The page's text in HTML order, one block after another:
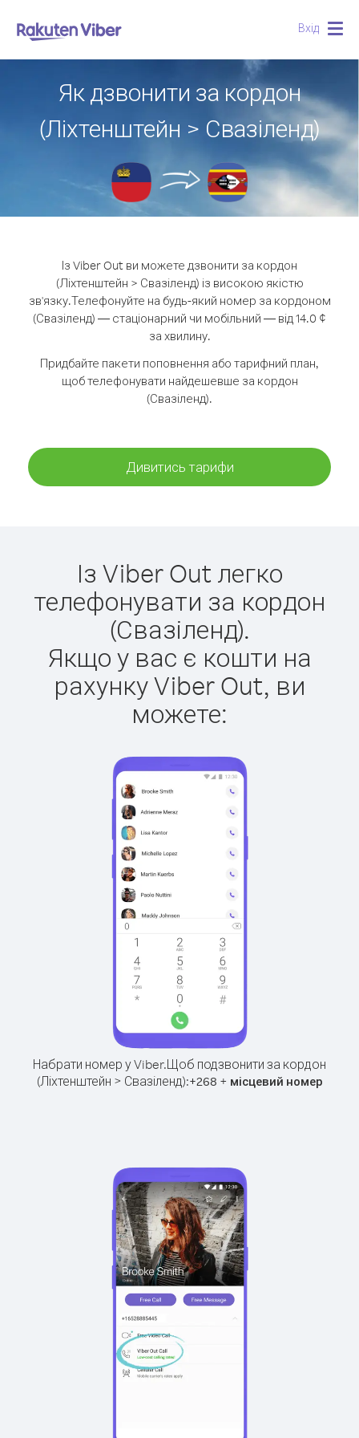
Вхід
Як дзвонити за кордон
(Ліхтенштейн > Свазіленд)
Із Viber Out ви можете дзвонити за кордон
(Ліхтенштейн > Свазіленд) із високою якістю
зв'язку.Телефонуйте на будь-який номер за кордоном
(Свазіленд) — стаціонарний чи мобільний — від 14.0 ¢
за хвилину.
Придбайте пакети поповнення або тарифний план,
щоб телефонувати найдешевше за кордон
(Свазіленд).
Дивитись тарифи
Із Viber Out легко
телефонувати за кордон
(Свазіленд).
Якщо у вас є кошти на
рахунку Viber Out, ви
можете:
Набрати номер у Viber.Щоб подзвонити за кордон
(Ліхтенштейн > Свазіленд):+268 + місцевий номер